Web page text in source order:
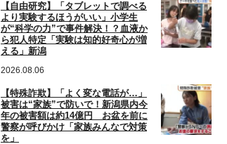
【自由研究】「タブレットで調べる
より実験するほうがいい」小学生
が“科学の力”で事件解決！？血液か
ら犯人特定「実験は知的好奇心が増
える」新潟
2026.08.06
【特殊詐欺】「よく変な電話が…」
被害は“家族”で防いで！新潟県内今
年の被害額は約14億円 お盆を前に
警察が呼びかけ「家族みんなで対策
を」